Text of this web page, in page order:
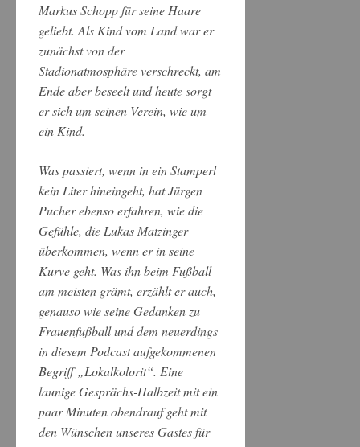
Markus Schopp für seine Haare
geliebt. Als Kind vom Land war er
zunächst von der
Stadionatmosphäre verschreckt, am
Ende aber beseelt und heute sorgt
er sich um seinen Verein, wie um
ein Kind.
Was passiert, wenn in ein Stamperl
kein Liter hineingeht, hat Jürgen
Pucher ebenso erfahren, wie die
Gefühle, die Lukas Matzinger
überkommen, wenn er in seine
Kurve geht. Was ihn beim Fußball
am meisten grämt, erzählt er auch,
genauso wie seine Gedanken zu
Frauenfußball und dem neuerdings
in diesem Podcast aufgekommenen
Begriff „Lokalkolorit“. Eine
launige Gesprächs-Halbzeit mit ein
paar Minuten obendrauf geht mit
den Wünschen unseres Gastes für